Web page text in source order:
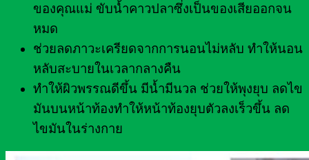
ของคุณแม่ ขับน้ำคาวปลาซึ่งเป็นของเสียออกจน
หมด
ช่วยลดภาวะเครียดจากการนอนไม่หลับ ทำให้นอน
หลับสะบายในเวลากลางคืน
ทำให้ผิวพรรณดีขึ้น มีน้ำมีนวล ช่วยให้พุงยุบ ลดไข
มันบนหน้าท้องทำให้หน้าท้องยุบตัวลงเร็วขึ้น ลด
ไขมันในร่างกาย